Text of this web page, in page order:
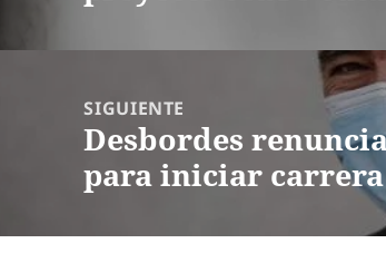
SIGUIENTE
Entrada
siguiente:
Desbordes
para iniciar